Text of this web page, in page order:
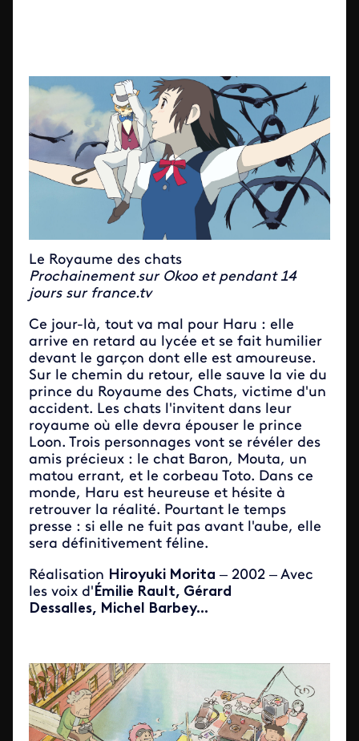
Le Royaume des chats
Prochainement sur Okoo et pendant 14
jours sur france.tv
Ce jour-là, tout va mal pour Haru : elle
arrive en retard au lycée et se fait humilier
devant le garçon dont elle est amoureuse.
Sur le chemin du retour, elle sauve la vie du
prince du Royaume des Chats, victime d'un
accident. Les chats l'invitent dans leur
royaume où elle devra épouser le prince
Loon. Trois personnages vont se révéler des
amis précieux : le chat Baron, Mouta, un
matou errant, et le corbeau Toto. Dans ce
monde, Haru est heureuse et hésite à
retrouver la réalité. Pourtant le temps
presse : si elle ne fuit pas avant l'aube, elle
sera définitivement féline.
Réalisation Hiroyuki Morita – 2002 – Avec
les voix d'Émilie Rault, Gérard
Dessalles, Michel Barbey...